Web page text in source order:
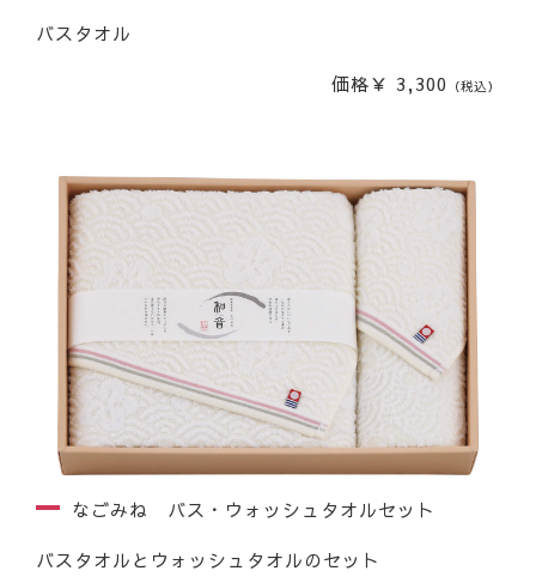
バスタオル
価格￥ 3,300 （税込）
なごみね バス・ウォッシュタオルセット
バスタオルとウォッシュタオルのセット